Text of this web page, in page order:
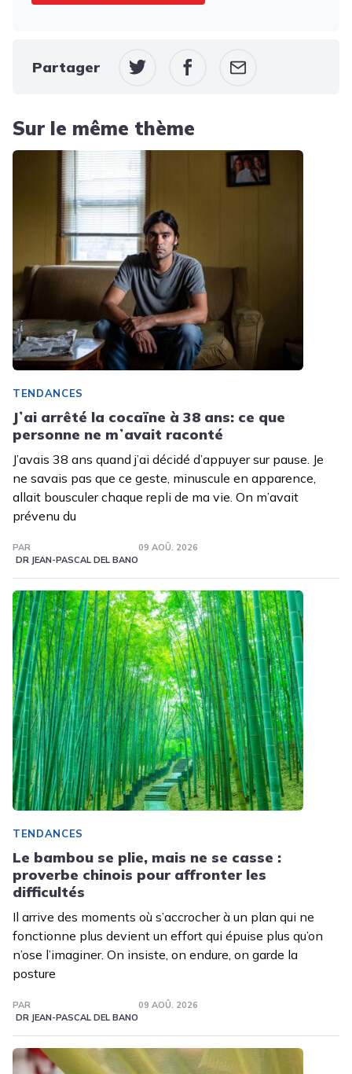
Partager
Sur le même thème
TENDANCES
Jʼai arrêté la cocaïne à 38 ans: ce que
personne ne mʼavait raconté
J’avais 38 ans quand j’ai décidé d’appuyer sur pause. Je
ne savais pas que ce geste, minuscule en apparence,
allait bousculer chaque repli de ma vie. On m’avait
prévenu du
PAR
DR JEAN-PASCAL DEL BANO
09 AOÛ. 2026
TENDANCES
Le bambou se plie, mais ne se casse :
proverbe chinois pour affronter les
difficultés
Il arrive des moments où s’accrocher à un plan qui ne
fonctionne plus devient un effort qui épuise plus qu’on
n’ose l’imaginer. On insiste, on endure, on garde la
posture
PAR
DR JEAN-PASCAL DEL BANO
09 AOÛ. 2026